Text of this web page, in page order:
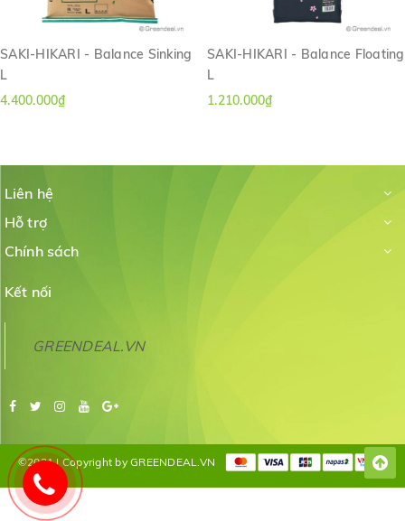
SAKI-HIKARI - Balance Sinking
L
4.400.000₫
SAKI-HIKARI - Balance Floating
L
1.210.000₫
Liên hệ
Hỗ trợ
Chính sách
Kết nối
GREENDEAL.VN
©2021 | Copyright by GREENDEAL.VN